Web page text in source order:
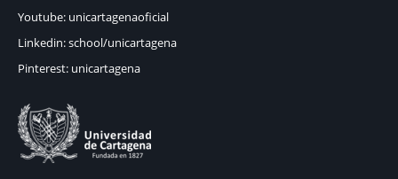
Youtube: unicartagenaoficial
Linkedin: school/unicartagena
Pinterest: unicartagena